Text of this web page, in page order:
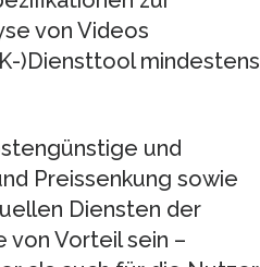
von Videos
)Diensttool mindestens
und
Preissenkung sowie
Diensten der
von Vorteil sein –